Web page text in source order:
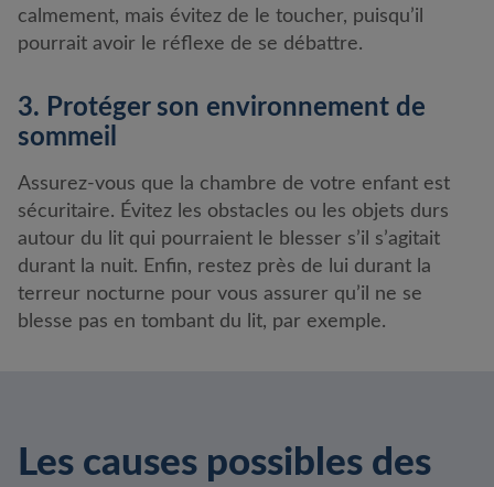
calmement, mais évitez de le toucher, puisqu’il
pourrait avoir le réflexe de se débattre.
3. Protéger son environnement de
sommeil
Assurez-vous que la chambre de votre enfant est
sécuritaire. Évitez les obstacles ou les objets durs
autour du lit qui pourraient le blesser s’il s’agitait
durant la nuit. Enfin, restez près de lui durant la
terreur nocturne pour vous assurer qu’il ne se
blesse pas en tombant du lit, par exemple.
Les causes possibles des